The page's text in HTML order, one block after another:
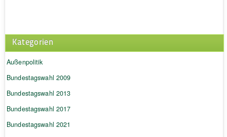
Kategorien
Außenpolitik
Bundestagswahl 2009
Bundestagswahl 2013
Bundestagswahl 2017
Bundestagswahl 2021